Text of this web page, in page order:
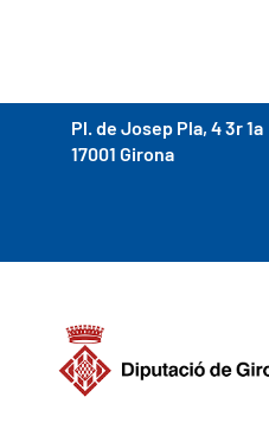
Pl. de Josep Pla, 4 3r 1a
17001 Girona